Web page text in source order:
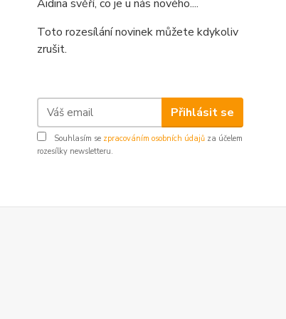
Aidina svěří, co je u nás nového....
Toto rozesílání novinek můžete kdykoliv
zrušit.
Přihlásit se
Souhlasím se zpracováním osobních údajů za účelem
rozesílky newsletteru.